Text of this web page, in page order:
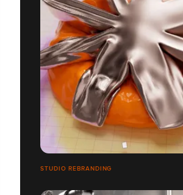
STUDIO REBRANDING